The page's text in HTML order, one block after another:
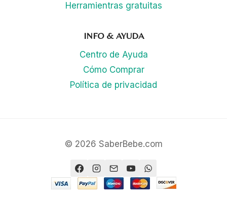
Herramientras gratuitas
INFO & AYUDA
Centro de Ayuda
Cómo Comprar
Política de privacidad
© 2026 SaberBebe.com